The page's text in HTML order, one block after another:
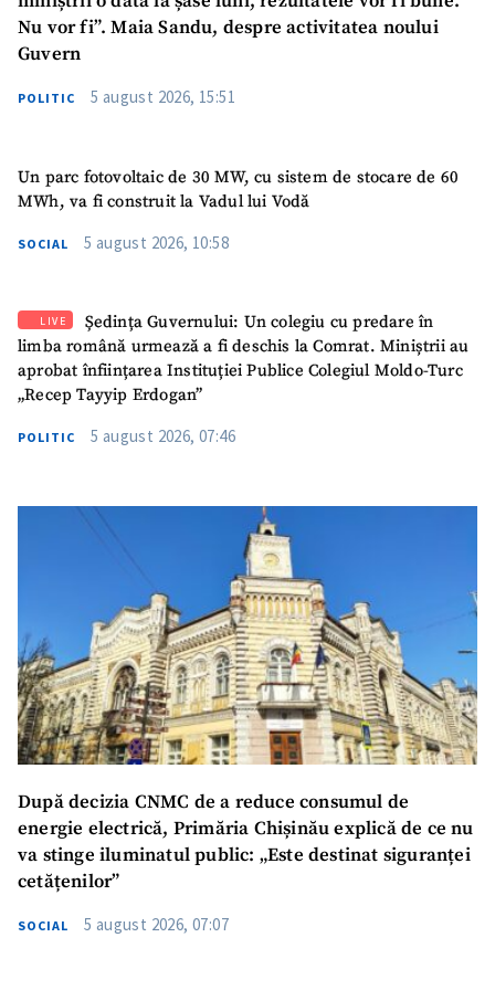
Nu vor fi”. Maia Sandu, despre activitatea noului
Guvern
POLITIC 5 august 2026, 15:51
Un parc fotovoltaic de 30 MW, cu sistem de stocare de 60
MWh, va fi construit la Vadul lui Vodă
SOCIAL 5 august 2026, 10:58
LIVE
Ședința Guvernului: Un colegiu cu predare în
limba română urmează a fi deschis la Comrat. Miniștrii au
aprobat înființarea Instituției Publice Colegiul Moldo-Turc
„Recep Tayyip Erdogan”
POLITIC 5 august 2026, 07:46
După decizia CNMC de a reduce consumul de
energie electrică, Primăria Chișinău explică de ce nu
va stinge iluminatul public: „Este destinat siguranței
cetățenilor”
SOCIAL 5 august 2026, 07:07